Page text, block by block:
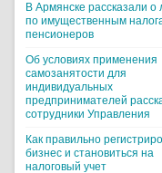
В Армянске рассказали о
по имущественным
пенсионеров
Об условиях применения
самозанятости для
индивидуальных
предпринимателей
сотрудники Управления
Как правильно
бизнес и становиться на
налоговый учет